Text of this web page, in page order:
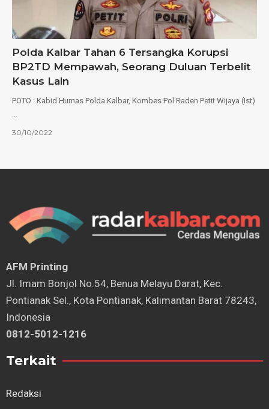
Polda Kalbar Tahan 6 Tersangka Korupsi
BP2TD Mempawah, Seorang Duluan Terbelit
Kasus Lain
POTO : Kabid Humas Polda Kalbar, Kombes Pol Raden Petit Wijaya (Ist)
…
30/10/2022
AFM Printing
⁠Jl. Imam Bonjol No.54, Benua Melayu Darat, Kec.
Pontianak Sel., Kota Pontianak, Kalimantan Barat 78243,
Indonesia
0812-5012-1216
Terkait
Redaksi